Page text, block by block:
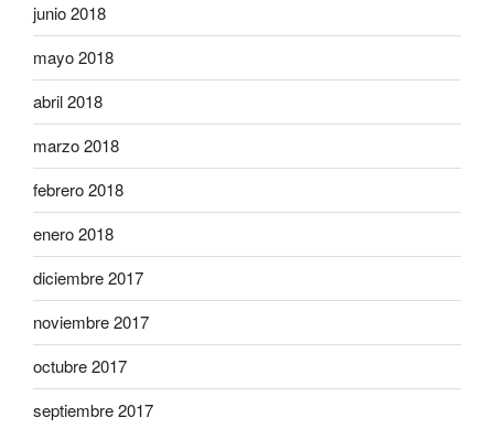
junio 2018
mayo 2018
abril 2018
marzo 2018
febrero 2018
enero 2018
diciembre 2017
noviembre 2017
octubre 2017
septiembre 2017